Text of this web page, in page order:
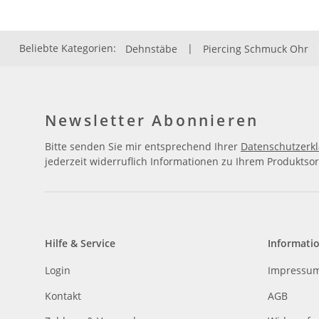
Beliebte Kategorien: Dehnstäbe | Piercing Schmuck Ohr
Newsletter Abonnieren
Bitte senden Sie mir entsprechend Ihrer
jederzeit widerruflich Informationen zu Ihrem
Hilfe & Service
Login
Kontakt
AGB